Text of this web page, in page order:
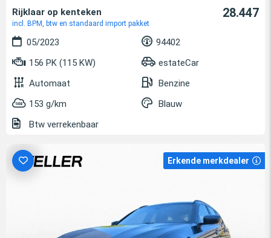
Rijklaar op kenteken
incl. BPM, btw en standaard import pakket
28.447
05/2023
94402
156 PK (115 KW)
estateCar
Automaat
Benzine
153 g/km
Blauw
Btw verrekenbaar
Erkende merkdealer